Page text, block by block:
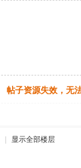
帖子资源失效，无
显示全部楼层